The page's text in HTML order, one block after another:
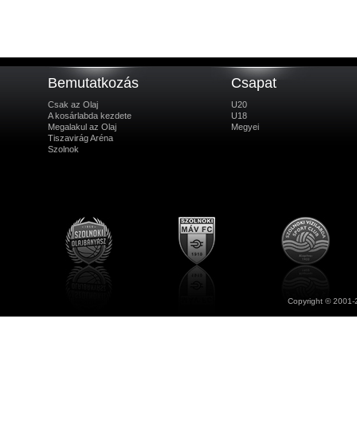
Bemutatkozás
Csak az Olaj
A kosárlabda kezdete
Megalakul az Olaj
Tiszavirág Aréna
Szolnok
Csapat
U20
U18
Megyei
Copyright ©